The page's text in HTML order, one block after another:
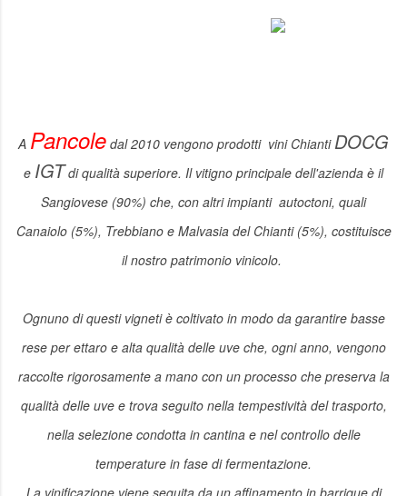
A Pancole dal 2010 vengono prodotti vini Chianti DOCG
e IGT di qualità superiore. Il vitigno principale dell'azienda è il
Sangiovese (90%) che, con altri impianti autoctoni, quali
Canaiolo (5%), Trebbiano e Malvasia del Chianti (5%), costituisce
il nostro patrimonio vinicolo.
Ognuno di questi vigneti è coltivato in modo da garantire basse
rese per ettaro e alta qualità delle uve che, ogni anno, vengono
raccolte rigorosamente a mano con un processo che preserva la
qualità delle uve e trova seguito nella tempestività del trasporto,
nella selezione condotta in cantina e nel controllo delle
temperature in fase di fermentazione.
La vinificazione viene seguita da un affinamento in barrique di